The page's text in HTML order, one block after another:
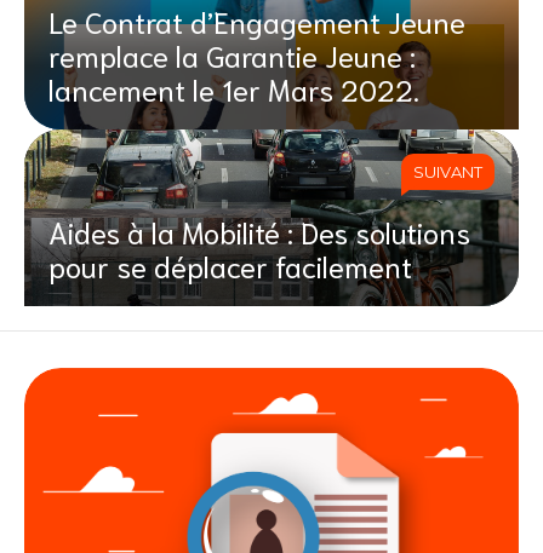
Le Contrat d’Engagement Jeune
remplace la Garantie Jeune :
lancement le 1er Mars 2022.
SUIVANT
Aides à la Mobilité : Des solutions
pour se déplacer facilement